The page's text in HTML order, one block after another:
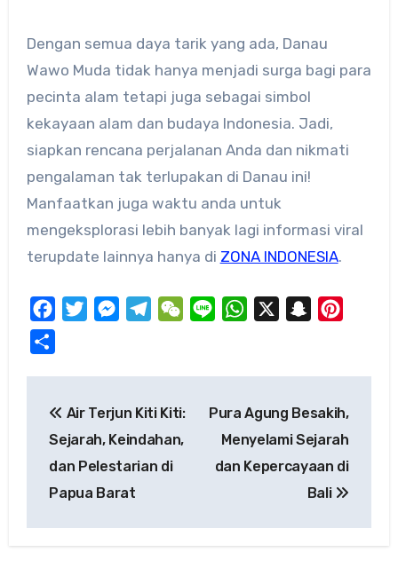
​Dengan semua daya tarik yang ada, Danau
Wawo Muda tidak hanya menjadi surga bagi para
pecinta alam tetapi juga sebagai simbol
kekayaan alam dan budaya Indonesia.​ Jadi,
siapkan rencana perjalanan Anda dan nikmati
pengalaman tak terlupakan di Danau ini!
Manfaatkan juga waktu anda untuk
mengeksplorasi lebih banyak lagi informasi viral
terupdate lainnya hanya di ZONA INDONESIA.
FacebookTwitterMessengerTelegramWeChat
Line WhatsApp Snapchat
navigation
Air Terjun Kiti Kiti:
Sejarah, Keindahan,
dan Pelestarian di
Papua Barat
Pura Agung Besakih,
Menyelami Sejarah
dan Kepercayaan di
Bali